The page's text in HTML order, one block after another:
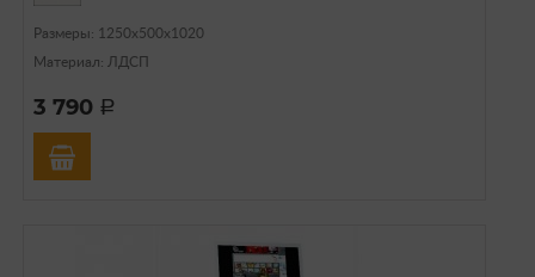
Размеры: 1250х500х1020
Материал: ЛДСП
3 790 a